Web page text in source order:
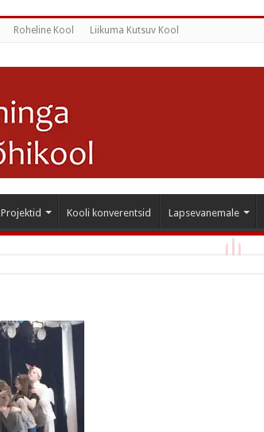
Roheline Kool Liikuma Kutsuv Kool
Projektid Kooli konverentsid Lapsevanemale